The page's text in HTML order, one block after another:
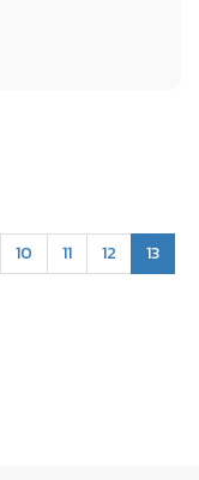
10 11 12 13